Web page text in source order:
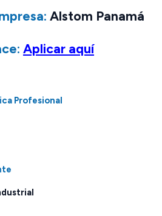
Alstom Panamá
Aplicar aquí
Profesional